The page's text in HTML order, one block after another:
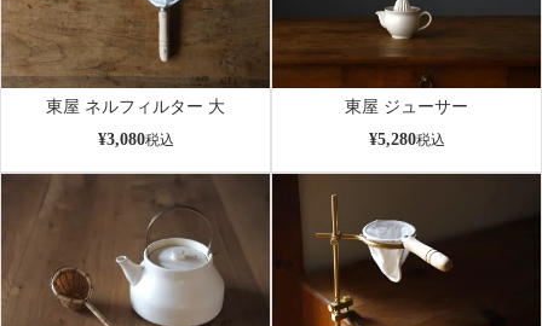
東屋 ネルフィルター 大
¥3,080税込
東屋 ジューサー
¥5,280税込